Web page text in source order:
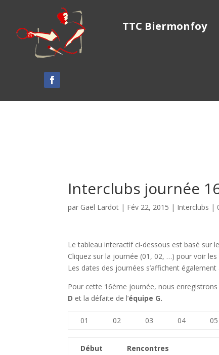
TTC Biermonfoy
Interclubs journée
par Gaël Lardot | Fév 22, 2015 | Interclubs |
Le tableau interactif ci-dessous est basé sur
Cliquez sur la journée (01, 02, …) pour voir
Les dates des journées s’affichent également
Pour cette 16ème journée, nous
D et la défaite de l’équipe G.
01 02 03 04 05
Début Rencontres